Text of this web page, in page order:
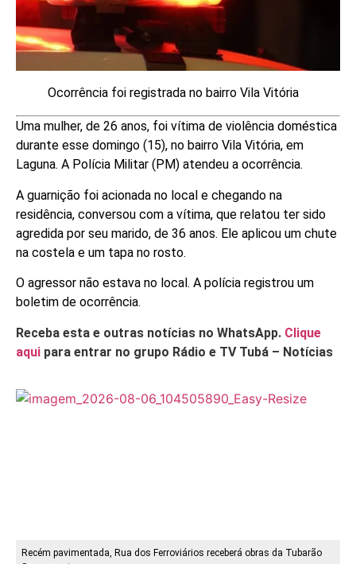
Ocorrência foi registrada no bairro Vila Vitória
Uma mulher, de 26 anos, foi vítima de violência doméstica
durante esse domingo (15), no bairro Vila Vitória, em
Laguna. A Polícia Militar (PM) atendeu a ocorrência.
A guarnição foi acionada no local e chegando na
residência, conversou com a vítima, que relatou ter sido
agredida por seu marido, de 36 anos. Ele aplicou um chute
na costela e um tapa no rosto.
O agressor não estava no local. A polícia registrou um
boletim de ocorrência.
Receba esta e outras notícias no WhatsApp. Clique
aqui para entrar no grupo Rádio e TV Tubá – Notícias
Recém pavimentada, Rua dos Ferroviários receberá obras da Tubarão